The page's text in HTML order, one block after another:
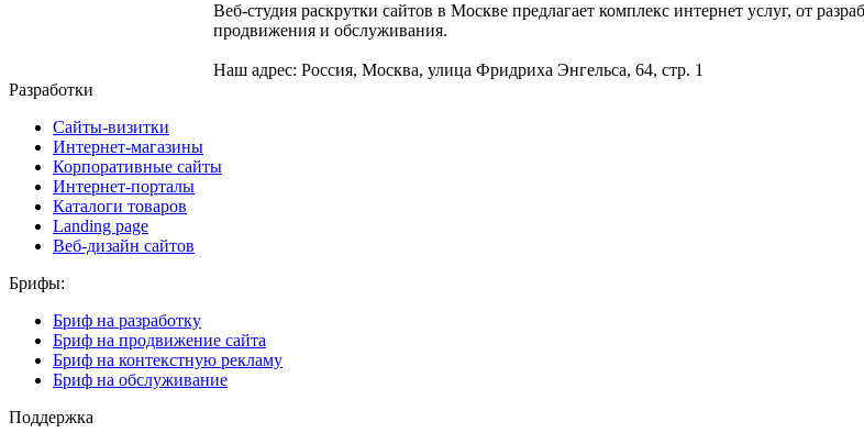
Веб-студия раскрутки сайтов в Москве предлагает комплекс интернет услуг, от
продвижения и обслуживания.
Наш адрес: Россия, Москва, улица Фридриха Энгельса, 64, стр. 1
Разработки
Сайты-визитки
Интернет-магазины
Корпоративные сайты
Интернет-порталы
Каталоги товаров
Landing page
Веб-дизайн сайтов
Брифы:
Бриф на разработку
Бриф на продвижение сайта
Бриф на контекстную рекламу
Бриф на обслуживание
Поддержка